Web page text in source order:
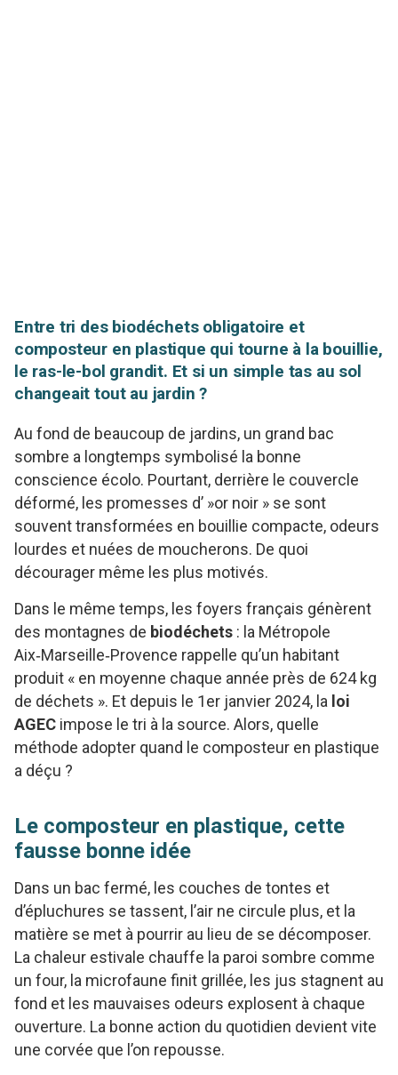
Entre tri des biodéchets obligatoire et
composteur en plastique qui tourne à la bouillie,
le ras-le-bol grandit. Et si un simple tas au sol
changeait tout au jardin ?
Au fond de beaucoup de jardins, un grand bac
sombre a longtemps symbolisé la bonne
conscience écolo. Pourtant, derrière le couvercle
déformé, les promesses d’ »or noir » se sont
souvent transformées en bouillie compacte, odeurs
lourdes et nuées de moucherons. De quoi
décourager même les plus motivés.
Dans le même temps, les foyers français génèrent
des montagnes de biodéchets : la Métropole
Aix‑Marseille‑Provence rappelle qu’un habitant
produit « en moyenne chaque année près de 624 kg
de déchets ». Et depuis le 1er janvier 2024, la loi
AGEC impose le tri à la source. Alors, quelle
méthode adopter quand le composteur en plastique
a déçu ?
Le composteur en plastique, cette
fausse bonne idée
Dans un bac fermé, les couches de tontes et
d’épluchures se tassent, l’air ne circule plus, et la
matière se met à pourrir au lieu de se décomposer.
La chaleur estivale chauffe la paroi sombre comme
un four, la microfaune finit grillée, les jus stagnent au
fond et les mauvaises odeurs explosent à chaque
ouverture. La bonne action du quotidien devient vite
une corvée que l’on repousse.